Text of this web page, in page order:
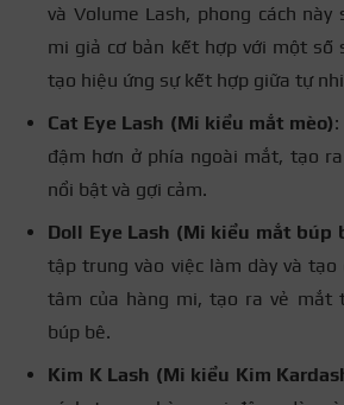
và Volume Lash, phong cách
mi giả cơ bản kết hợp với một số
tạo hiệu ứng sự kết hợp giữa tự
Cat Eye Lash (Mi kiểu mắt mèo)
đậm hơn ở phía ngoài mắt, tạo
nổi bật và gợi cảm.
Doll Eye Lash (Mi kiểu mắt búp
tập trung vào việc làm dày và
tâm của hàng mi, tạo ra vẻ mắt
búp bê.
Kim K Lash (Mi kiểu Kim